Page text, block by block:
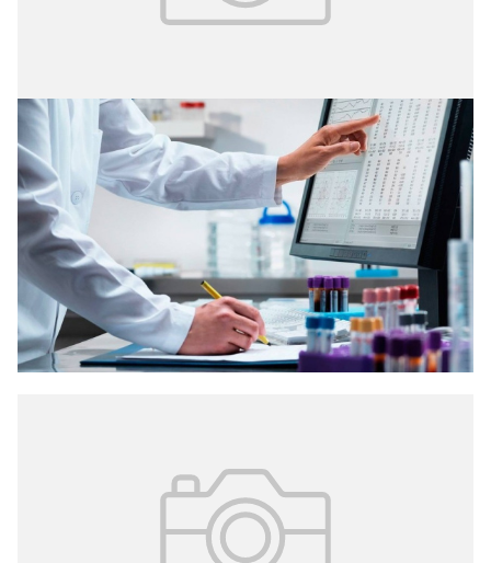
13.09.2024 № 4 (62)
Медицинская статистика в
трансформации здравоохранения
Задачи сбора, обработки и анализа данных о работе
всех медицинских организаций системы
здравоохранения Москвы, включая цифровую
трансформацию этой сферы и управление данными,
возложены на Центр медицинской статистики.